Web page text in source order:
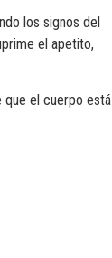
los signos del
el apetito,
que el cuerpo está